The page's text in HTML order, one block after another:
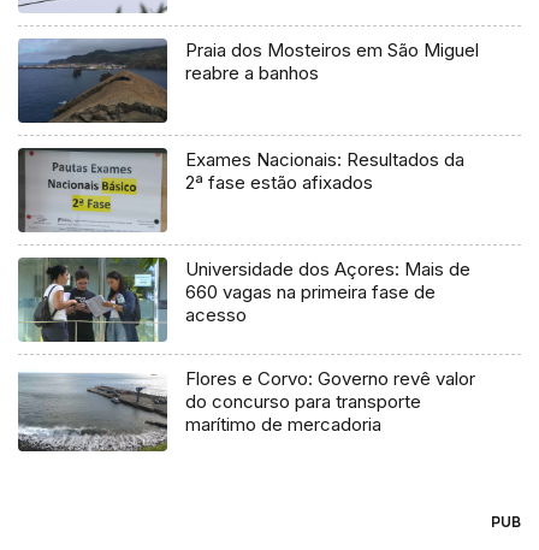
Praia dos Mosteiros em São Miguel
reabre a banhos
Exames Nacionais: Resultados da
2ª fase estão afixados
Universidade dos Açores: Mais de
660 vagas na primeira fase de
acesso
Flores e Corvo: Governo revê valor
do concurso para transporte
marítimo de mercadoria
PUB